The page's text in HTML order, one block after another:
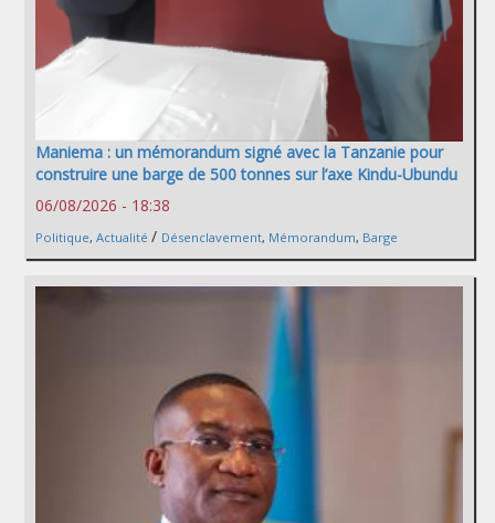
Maniema : un mémorandum signé avec la Tanzanie pour
construire une barge de 500 tonnes sur l’axe Kindu-Ubundu
06/08/2026 - 18:38
Politique, Actualité / Désenclavement, Mémorandum, Barge